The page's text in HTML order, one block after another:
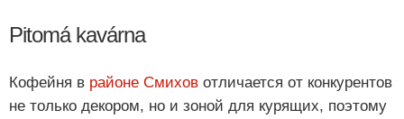
Pitomá kavárna
Кофейня в районе Смихов отличается от конкурентов
не только декором, но и зоной для курящих, поэтому